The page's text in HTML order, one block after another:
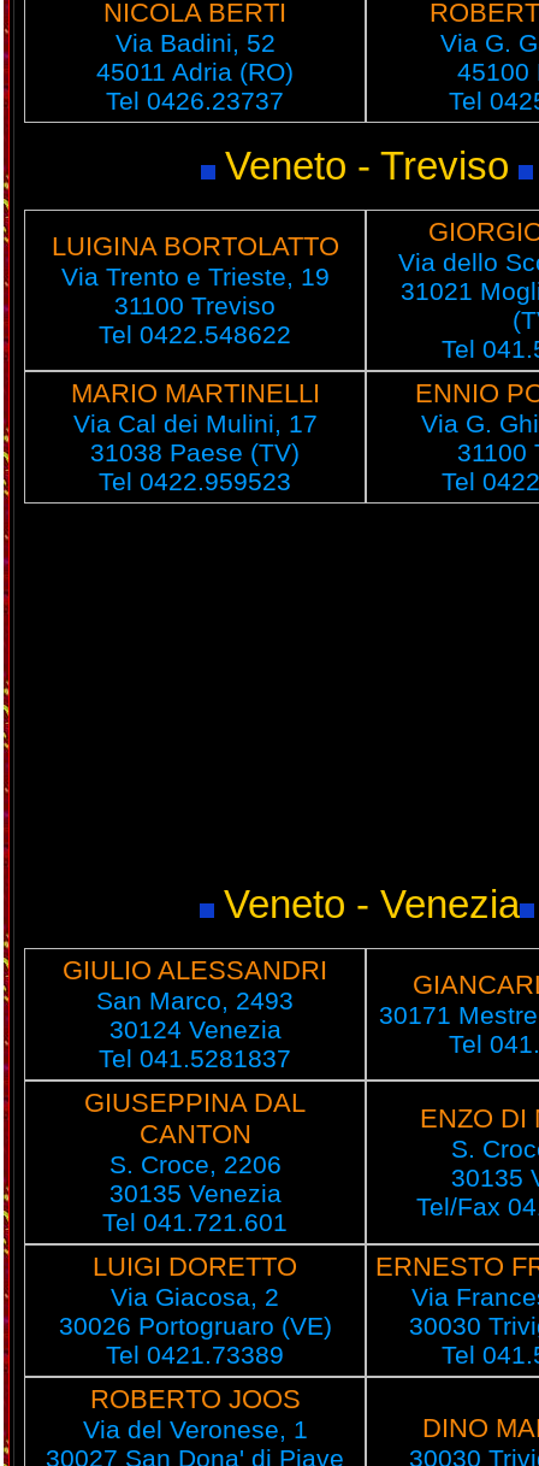
NICOLA BERTI
Via Badini, 52
45011 Adria (RO)
Tel 0426.23737
Via G.
45100
Tel
Veneto - Treviso
LUIGINA BORTOLATTO
Via Trento e Trieste, 19
31100 Treviso
Tel 0422.548622
Via dello
31021
Tel
MARIO MARTINELLI
Via Cal dei Mulini, 17
31038 Paese (TV)
Tel 0422.959523
ENNIO
Via G.
31100
Tel
Veneto - Venezia
GIULIO ALESSANDRI
San Marco, 2493
30124 Venezia
Tel 041.5281837
30171
Tel
GIUSEPPINA DAL
CANTON
S. Croce, 2206
30135 Venezia
Tel 041.721.601
ENZO DI
S.
30135
Tel/Fax
LUIGI DORETTO
Via Giacosa, 2
30026 Portogruaro (VE)
Tel 0421.73389
ERNESTO
Via
30030
Tel
ROBERTO JOOS
Via del Veronese, 1
30027 San Dona' di Piave
DINO
30030